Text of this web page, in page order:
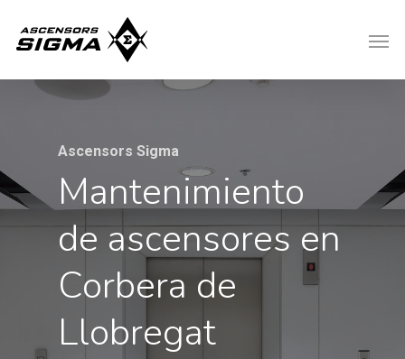
Ascensors Sigma
Mantenimiento
de ascensores en
Corbera de
Llobregat